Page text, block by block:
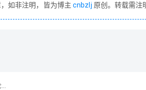
如非注明，皆为博主cnbzlj 原创。转载需注